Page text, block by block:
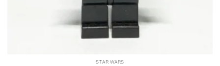
STAR WARS